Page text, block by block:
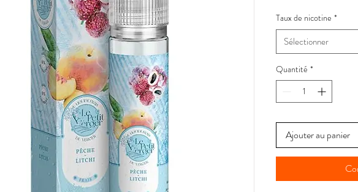
Taux de nicotine *
Sélectionner
Quantité *
Ajouter au panier